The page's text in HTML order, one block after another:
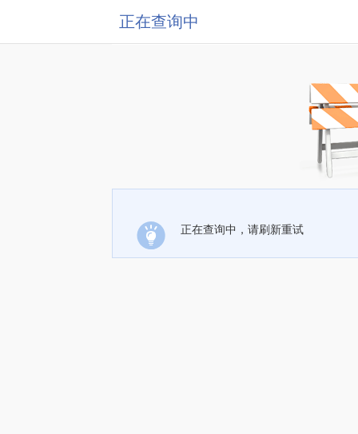
正在查询中
正在查询中，请刷新重试